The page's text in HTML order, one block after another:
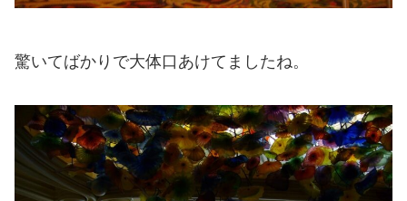
驚いてばかりで大体口あけてましたね。